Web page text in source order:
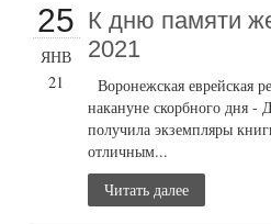
25
ЯНВ
21
К дню памяти
2021
Воронежская еврейская
накануне скорбного дня -
получила экземпляры
отличным...
Читать далее